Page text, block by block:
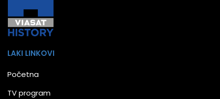
LAKI LINKOVI
Početna
TV program